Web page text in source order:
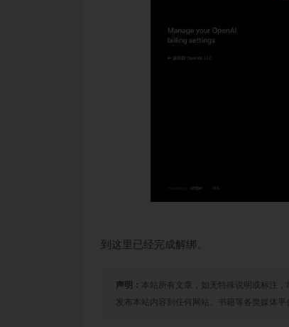
到这里已经完成解绑。
声明： 本站所有文章，如无特殊说明或标注
发布本站内容到任何网站、书籍等各类媒体